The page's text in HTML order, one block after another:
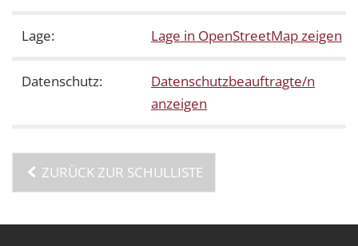
Lage: Lage in OpenStreetMap zeigen
Datenschutz:
Datenschutzbeauftragte/n
anzeigen
ZURÜCK ZUR SCHULLISTE